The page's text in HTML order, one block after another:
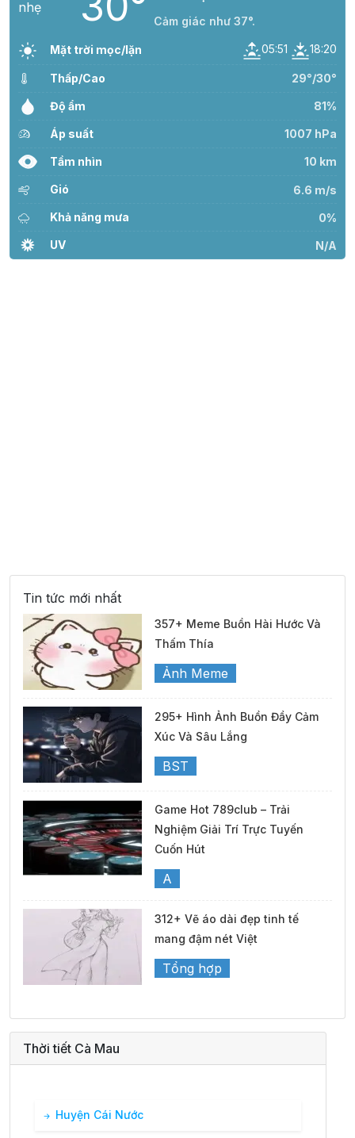
Cảm giác như 37°.
Mặt trời mọc/lặn 05:51 18:20
Thấp/Cao 29°/30°
Độ ẩm 81%
Áp suất 1007 hPa
Tầm nhìn 10 km
Gió 6.6 m/s
Khả năng mưa 0%
UV N/A
Tin tức mới nhất
357+ Meme Buồn Hài Hước Và
Thấm Thía
Ảnh Meme
295+ Hình Ảnh Buồn Đầy Cảm
Xúc Và Sâu Lắng
BST
Game Hot 789club – Trải
Nghiệm Giải Trí Trực Tuyến
Cuốn Hút
A
312+ Vẽ áo dài đẹp tinh tế
mang đậm nét Việt
Tổng hợp
Thời tiết Cà Mau
Huyện Cái Nước